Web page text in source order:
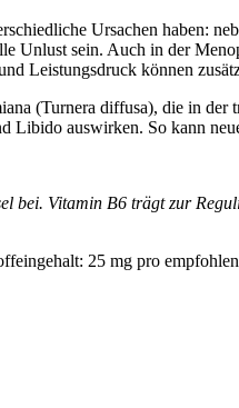
Ursachen haben:
sein. Auch in der
Leistungsdruck können
(Turnera diffusa), die in
Libido auswirken. So kann
bei. Vitamin B6 trägt zur
25 mg pro